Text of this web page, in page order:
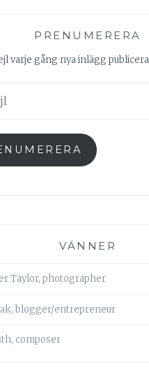
PRENUMERERA
varje gång nya inlägg
VÄNNER
Taylor, photographer
blogger/entrepreneur
composer